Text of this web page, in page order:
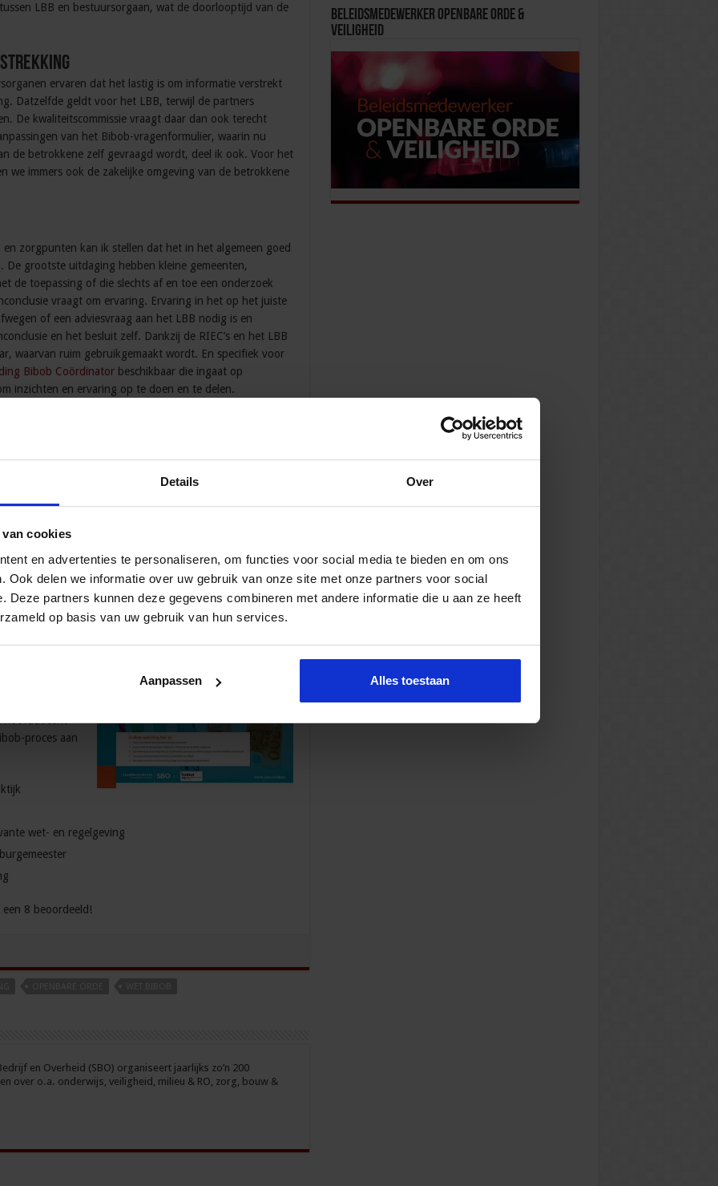
Details Over
cookies
en advertenties te personaliseren, om functies voor social media te bieden en om ons
Ook delen we informatie over uw gebruik van onze site met onze partners voor social
Deze partners kunnen deze gegevens combineren met andere informatie die u aan ze heeft
op basis van uw gebruik van hun services.
Aanpassen Alles toestaan
LBB en bestuursorgaan, wat de doorlooptijd van de
ervaren dat het lastig is om informatie verstrekt
Datzelfde geldt voor het LBB, terwijl de partners
De kwaliteitscommissie vraagt daar dan ook terecht
van het Bibob-vragenformulier, waarin nu
de betrokkene zelf gevraagd wordt, deel ik ook. Voor het
we immers ook de zakelijke omgeving van de betrokkene
zorgpunten kan ik stellen dat het in het algemeen goed
De grootste uitdaging hebben kleine gemeenten,
de toepassing of die slechts af en toe een onderzoek
vraagt om ervaring. Ervaring in het op het juiste
of een adviesvraag aan het LBB nodig is en
en het besluit zelf. Dankzij de RIEC’s en het LBB
waarvan ruim gebruikgemaakt wordt. En specifiek voor
Bibob Coördinatorbeschikbaar die ingaat op
inzichten en ervaring op te doen en te delen.
van de wet Bibob in 2020 en 2022
van Hekkelman advocaten op
Bibob Coördinator
de toepassing van de Wet Bibob in de
blijft
en
proces aan
wet- en regelgeving
8 beoordeeld!
en Overheid (SBO) organiseert jaarlijks zo’n 200
over o.a. onderwijs, veiligheid, milieu & RO, zorg, bouw &
Beleidsmedewerker Openbare Orde &
Veiligheid